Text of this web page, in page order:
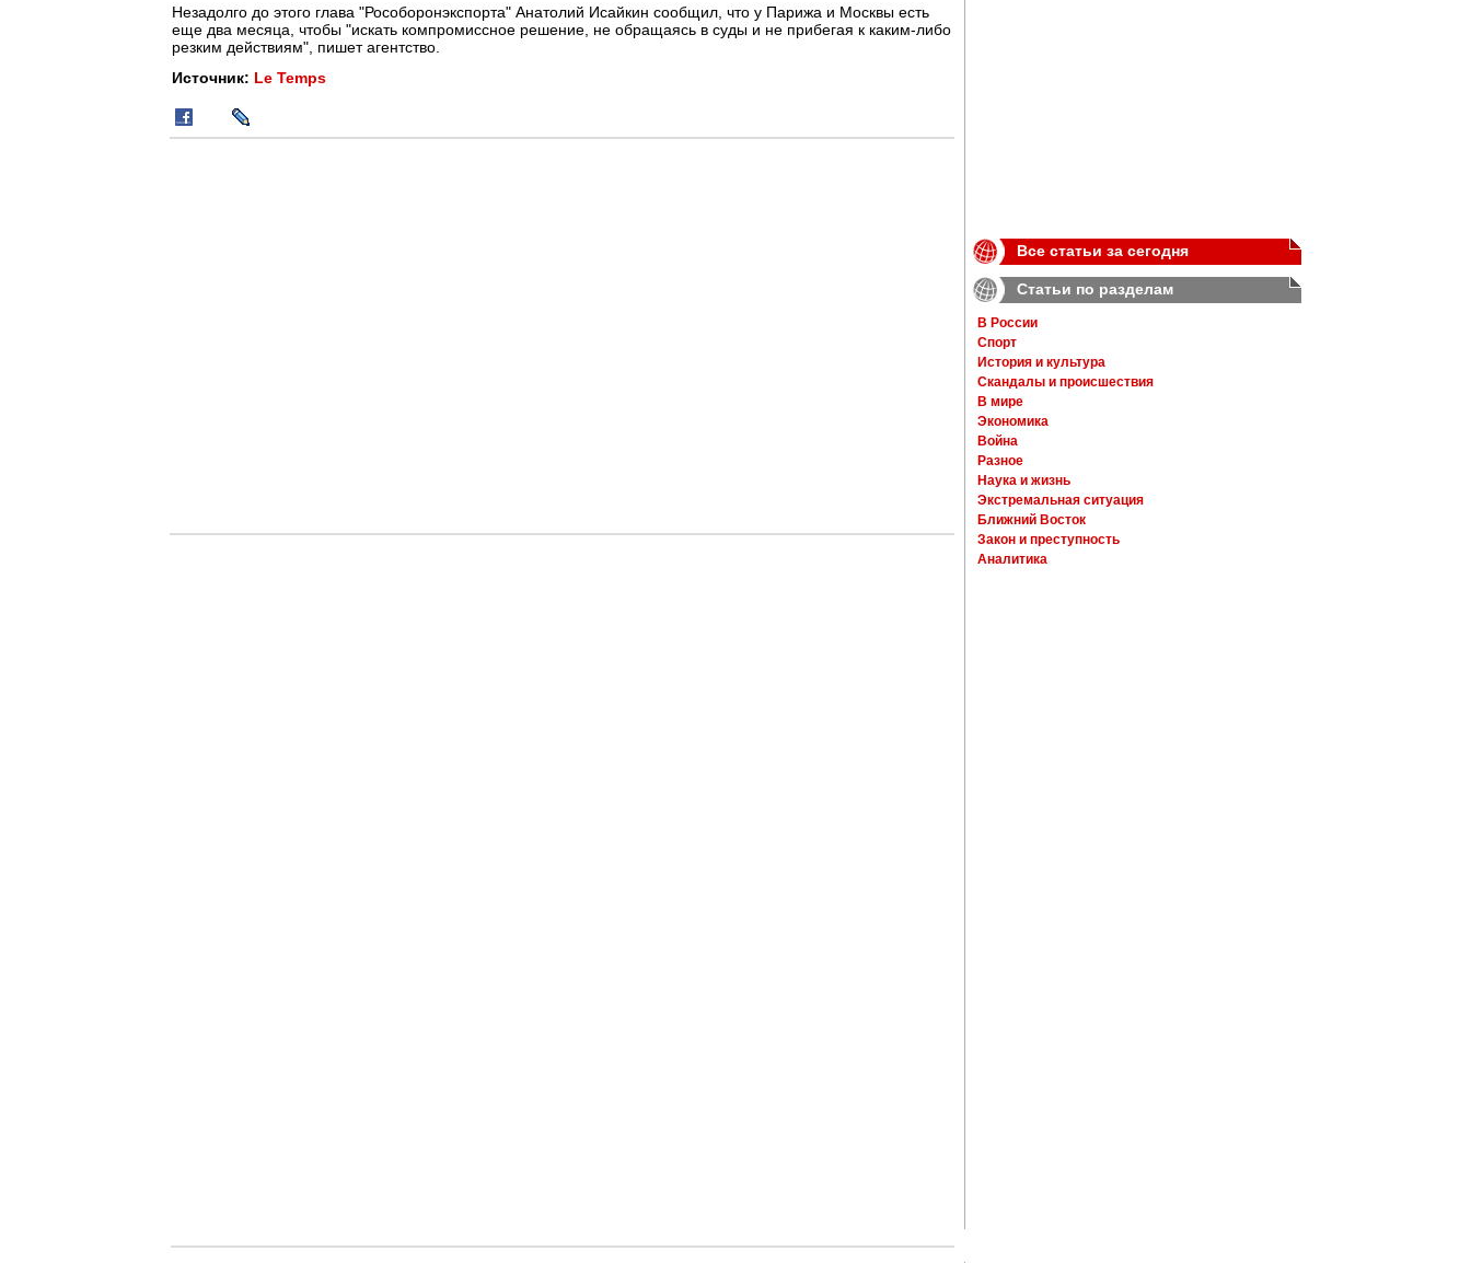
Незадолго до этого глава "Рособоронэкспорта" Анатолий Исайкин сообщил, что у Парижа и Москвы есть
еще два месяца, чтобы "искать компромиссное решение, не обращаясь в суды и не прибегая к каким-либо
резким действиям", пишет агентство.
Источник: Le Temps
Все статьи за сегодня
Статьи по разделам
В России
Спорт
История и культура
Скандалы и происшествия
В мире
Экономика
Война
Разное
Наука и жизнь
Экстремальная ситуация
Ближний Восток
Закон и преступность
Аналитика